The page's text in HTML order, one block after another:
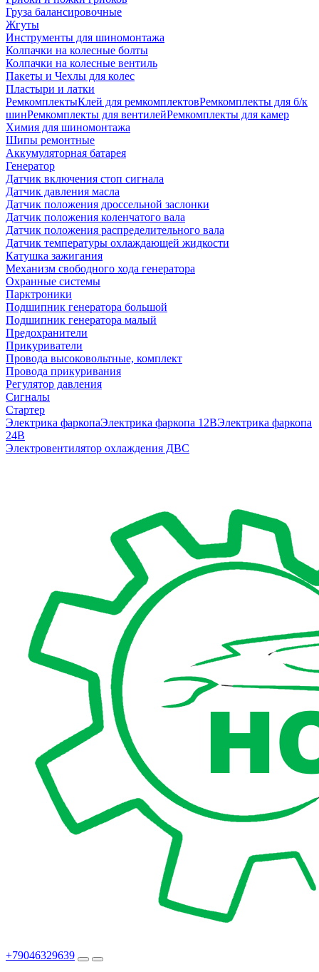
Груза балансировочные
Жгуты
Инструменты для шиномонтажа
Колпачки на колесные болты
Колпачки на колесные вентиль
Пакеты и Чехлы для колес
Пластыри и латки
РемкомплектыКлей для ремкомплектовРемкомплекты для б/к
шинРемкомплекты для вентилейРемкомплекты для камер
Химия для шиномонтажа
Шипы ремонтные
Аккумуляторная батарея
Генератор
Датчик включения стоп сигнала
Датчик давления масла
Датчик положения дроссельной заслонки
Датчик положения коленчатого вала
Датчик положения распределительного вала
Датчик температуры охлаждающей жидкости
Катушка зажигания
Механизм свободного хода генератора
Охранные системы
Парктроники
Подшипник генератора большой
Подшипник генератора малый
Предохранители
Прикуриватели
Провода высоковольтные, комплект
Провода прикуривания
Регулятор давления
Сигналы
Стартер
Электрика фаркопаЭлектрика фаркопа 12ВЭлектрика фаркопа
24В
Электровентилятор охлаждения ДВС
+79046329639